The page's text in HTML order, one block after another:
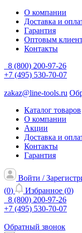
О компании
Доставка и
Гарантия
Оптовым
Контакты
8 (800) 200-97-26
+7 (495) 530-70-07
zakaz@line-tools.ru
Каталог товаров
О компании
Акции
Доставка и
Контакты
Гарантия
Войти /
(0) Избранное (0)
8 (800) 200-97-26
+7 (495) 530-70-07
Обратный звонок